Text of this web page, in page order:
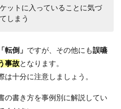
ットに入っていることに気づ
しまう
「転倒」 ですが、その他にも誤嚥
事故となります。
十分に注意しましょう。
の書き方を事例別に解説してい